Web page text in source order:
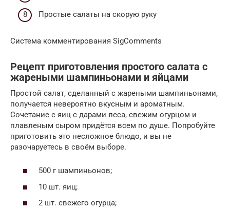
Простые салаты на скорую руку
Система комментирования SigComments
Рецепт приготовления простого салата с
жареными шампиньонами и яйцами
Простой салат, сделанный с жареными шампиньонами,
получается невероятно вкусным и ароматным.
Сочетание с яиц с дарами леса, свежим огурцом и
плавленым сыром придётся всем по душе. Попробуйте
приготовить это несложное блюдо, и вы не
разочаруетесь в своём выборе.
500 г шампиньонов;
10 шт. яиц;
2 шт. свежего огурца;